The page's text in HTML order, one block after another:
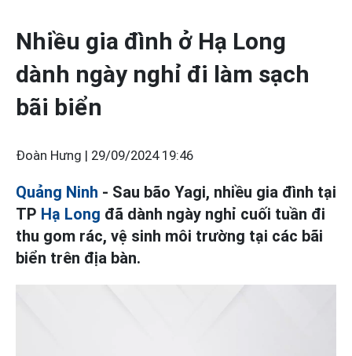
Nhiều gia đình ở Hạ Long
dành ngày nghỉ đi làm sạch
bãi biển
Đoàn Hưng | 29/09/2024 19:46
Quảng Ninh - Sau bão Yagi, nhiều gia đình tại
TP Hạ Long đã dành ngày nghỉ cuối tuần đi
thu gom rác, vệ sinh môi trường tại các bãi
biển trên địa bàn.